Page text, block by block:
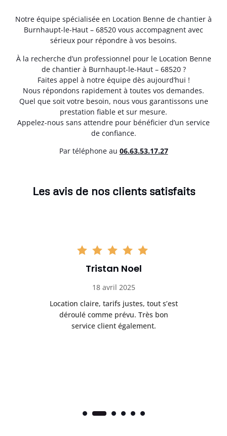
Notre équipe spécialisée en Location Benne de chantier à
Burnhaupt-le-Haut – 68520 vous accompagnent avec
sérieux pour répondre à vos besoins.
À la recherche d’un professionnel pour le Location Benne
de chantier à Burnhaupt-le-Haut – 68520 ?
Faites appel à notre équipe dès aujourd’hui !
Nous répondons rapidement à toutes vos demandes.
Quel que soit votre besoin, nous vous garantissons une
prestation fiable et sur mesure.
Appelez-nous sans attendre pour bénéficier d’un service
de confiance.
Par téléphone au 06.63.53.17.27
Les avis de nos clients satisfaits
Tristan Noel
18 avril 2025
Location claire, tarifs justes, tout s’est
déroulé comme prévu. Très bon
service client également.